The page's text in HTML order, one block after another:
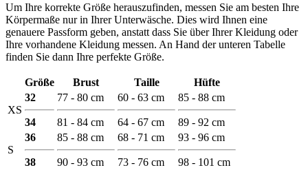
Um Ihre korrekte Größe herauszufinden, messen Sie am besten Ihre
Körpermaße nur in Ihrer Unterwäsche. Dies wird Ihnen eine
genauere Passform geben, anstatt dass Sie über Ihrer Kleidung oder
Ihre vorhandene Kleidung messen. An Hand der unteren Tabelle
finden Sie dann Ihre perfekte Größe.
Größe Brust Taille Hüfte
XS
32
34
77 - 80 cm
81 - 84 cm
60 - 63 cm
64 - 67 cm
85 - 88 cm
89 - 92 cm
S
36
38
85 - 88 cm
90 - 93 cm
68 - 71 cm
73 - 76 cm
93 - 96 cm
98 - 101 cm